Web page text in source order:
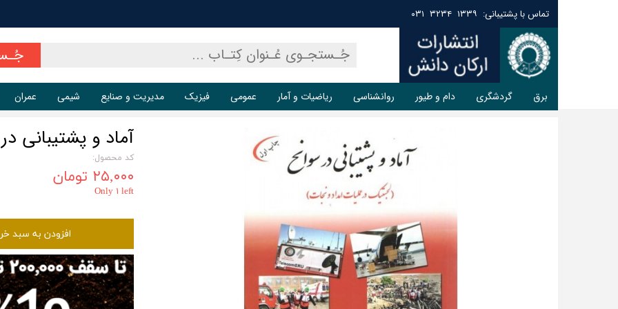
برق گردشگری دام و طیور روانشناسی ریاضیات و آمار عمومی فیزیک مدیریت و صنایع شیمی عمران
تماس با پشتیبانی: ۱۳۳۹ ۳۲۳۴ ۰۳۱
آماد و پشتیبانی
کد محصول:
۲۵,۰۰۰ تومان
Only ۱ left
افزودن به سبد